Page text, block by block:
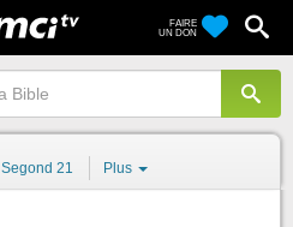
FAIRE
UN DON
Segond 21 Plus